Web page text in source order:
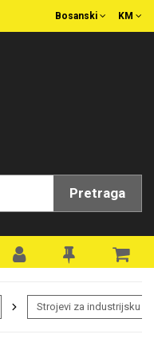
KM
Bosanski
Pretraga
Strojevi za industrijsku